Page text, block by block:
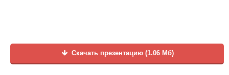
Скачать презентацию (1.06 Мб)